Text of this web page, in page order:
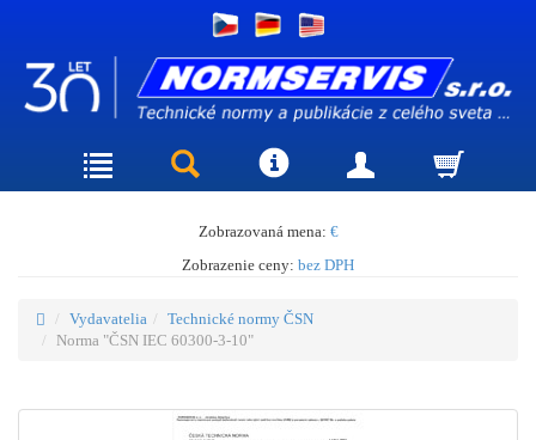
Zobrazovaná mena: €
Zobrazenie ceny: bez DPH
Vydavatelia
Technické normy ČSN
Norma "ČSN IEC 60300-3-10"